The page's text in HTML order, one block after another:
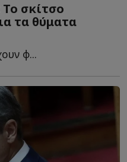
σκίτσο
τα θύματα
φ...